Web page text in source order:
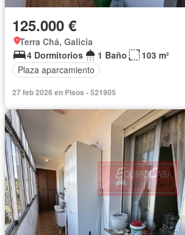
125.000 €
Terra Chá, Galicia
4 Dormitorios
1 Baño
103 m²
Plaza aparcamiento
27 feb 2026 en Pisos - 521905